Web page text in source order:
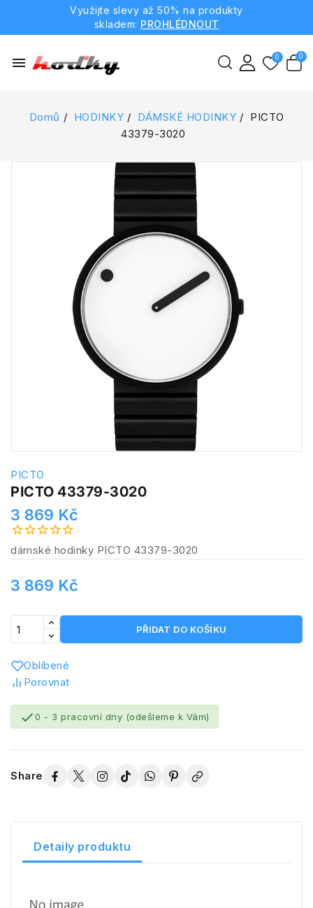
Využijte slevy až 50% na produkty
skladem: PROHLÉDNOUT
menu
Domů HODINKY DÁMSKÉ HODINKY
PICTO
43379-3020
PICTO
PICTO 43379-3020
3 869 Kč
dámské hodinky PICTO 43379-3020
3 869 Kč
PŘIDAT DO KOŠÍKU
Oblíbené
Porovnat
0 - 3 pracovní dny (odešleme k Vám)
Share
Detaily produktu